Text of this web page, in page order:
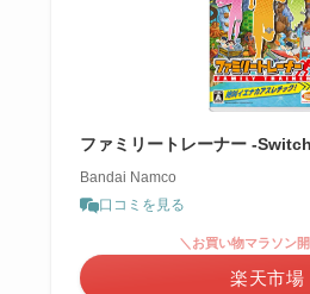
ファミリートレーナー -Switch
Bandai Namco
口コミを見る
＼お買い物マラソン
楽天市場